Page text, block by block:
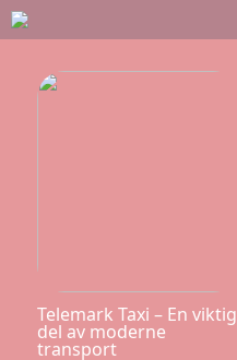
Telemark Taxi – En viktig
del av moderne
transport